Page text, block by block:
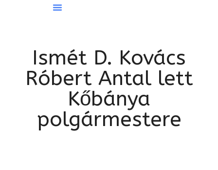
Ismét D. Kovács
Róbert Antal lett
Kőbánya
polgármestere